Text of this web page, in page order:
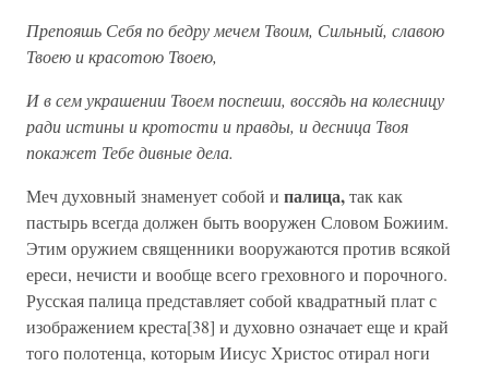
Препояшь Себя по бедру мечем Твоим, Сильный, славою
Твоею и красотою Твоею,
И в сем украшении Твоем поспеши, воссядь на колесницу
ради истины и кротости и правды, и десница Твоя
покажет Тебе дивные дела.
Меч духовный знаменует собой и палица,так как
пастырь всегда должен быть вооружен Словом Божиим.
Этим оружием священники вооружаются против всякой
ереси, нечисти и вообще всего греховного и порочного.
Русская палица представляет собой квадратный плат с
изображением креста[38] и духовно означает еще и край
того полотенца, которым Иисус Христос отирал ноги